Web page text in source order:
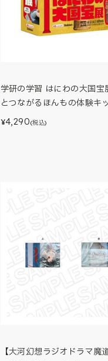
学研の学習 はにわの大国宝
とつながるほんもの体験キ
¥4,290(税込)
【大河幻想ラジオドラマ魔